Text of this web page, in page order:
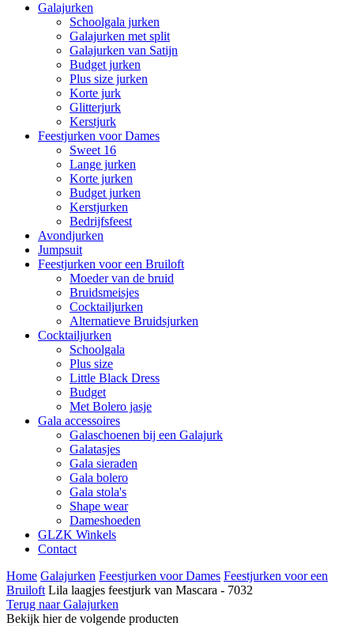
Galajurken
Schoolgala jurken
Galajurken met split
Galajurken van Satijn
Budget jurken
Plus size jurken
Korte jurk
Glitterjurk
Kerstjurk
Feestjurken voor Dames
Sweet 16
Lange jurken
Korte jurken
Budget jurken
Kerstjurken
Bedrijfsfeest
Avondjurken
Jumpsuit
Feestjurken voor een Bruiloft
Moeder van de bruid
Bruidsmeisjes
Cocktailjurken
Alternatieve Bruidsjurken
Cocktailjurken
Schoolgala
Plus size
Little Black Dress
Budget
Met Bolero jasje
Gala accessoires
Galaschoenen bij een Galajurk
Galatasjes
Gala sieraden
Gala bolero
Gala stola's
Shape wear
Dameshoeden
GLZK Winkels
Contact
Home Galajurken Feestjurken voor Dames Feestjurken voor een
Bruiloft Lila laagjes feestjurk van Mascara - 7032
Terug naar Galajurken
Bekijk hier de volgende producten